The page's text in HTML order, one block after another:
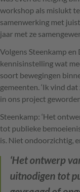
workshop als mislukt
samenwerking met
jaar met ze
Volgens Steenkamp en
kennisinstelling wat
soort bewegingen
gemeenten. ‘Ik vind
in ons project
Steenkamp: ‘Het
tot publieke
is. Niet ondoorzichtig,
‘Het ontwerp
uitnodigen tot